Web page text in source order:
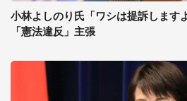
小林よしのり氏「ワシは提訴します
「憲法違反」主張